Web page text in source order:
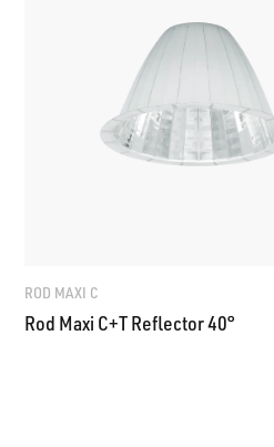
ROD MAXI C
Rod Maxi C+T Reflector 40°